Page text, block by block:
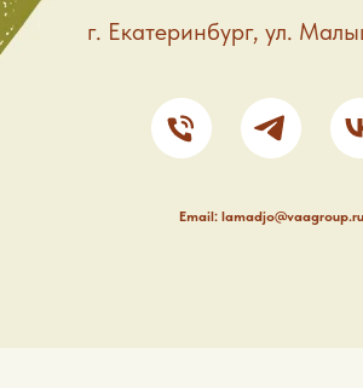
г. Екатеринбург, ул.
Email: lamadjo@vaagroup.ru